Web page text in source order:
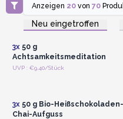
Anzeigen 20 von70
Neu eingetroffen
Anmelden oder
Registrieren für
Großhandelspreise
3x50 g
Achtsamkeitsmeditation
UVP : €9.40/StückAnmelden oder
3x50 g Bio-Heißschokoladen-
Chai-Aufguss